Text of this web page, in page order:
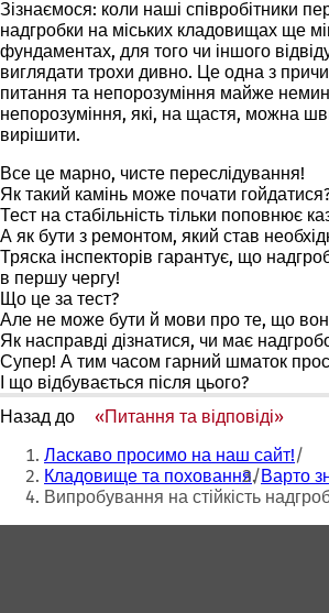
Зізнаємося: коли наші співробітники
надгробки на міських кладовищах ще
фундаментах, для того чи іншого
виглядати трохи дивно. Це одна з
питання та непорозуміння майже
непорозуміння, які, на щастя, можна
вирішити.
Все це марно, чисте переслідування!
Як такий камінь може почати
Тест на стабільність тільки поповнює
А як бути з ремонтом, який став
Тряска інспекторів гарантує, що
в першу чергу!
Що це за тест?
Але не може бути й мови про те, що
Як насправді дізнатися, чи має
Супер! А тим часом гарний шматок
І що відбувається після цього?
Назад до
«Питання та відповіді»
Ти
тут:
Ласкаво просимо на наш сайт!
Кладовище та поховання Варто
Випробування на стійкість